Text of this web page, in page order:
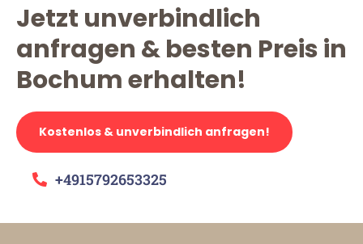
Jetzt unverbindlich
anfragen & besten Preis in
Bochum erhalten!
Kostenlos & unverbindlich anfragen!
+4915792653325